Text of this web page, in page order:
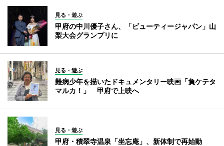
見る・遊ぶ
甲府の中川優子さん、「ビューティージャパン」山
梨大会グランプリに
見る・遊ぶ
難病少年を描いたドキュメンタリー映画「負ケテタ
マルカ！」 甲府で上映へ
見る・遊ぶ
甲府・積翠寺温泉「坐忘庵」、新体制で再始動